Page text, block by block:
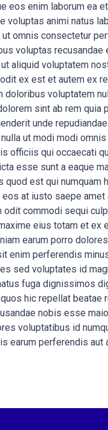
enim laborum ea
animi natus
omnis consectetur
voluptas
aliquid voluptatem
ex est et autem
doloribus voluptatem
sint ab rem
unde
ut modi modi
officiis qui occaecati
esse sunt a eaque
est qui
at iusto saepe
odit commodi sequi
eius totam et
earum porro
enim perferendis
sed voluptates id
fuga dignissimos
hic repellat
nobis esse
voluptatibus id
earum perferendis